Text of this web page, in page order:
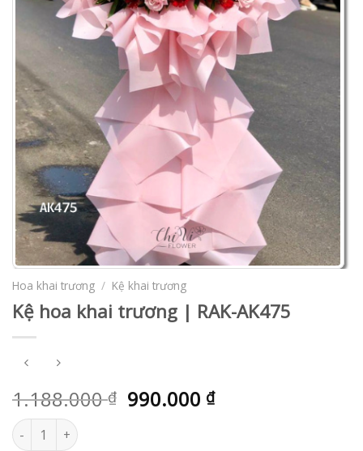
Hoa khai trương / Kệ khai trương
Kệ hoa khai trương | RAK-AK475
1.188.000₫ 990.000 ₫
Kệ hoa khai trương | RAK-AK475 số lượng